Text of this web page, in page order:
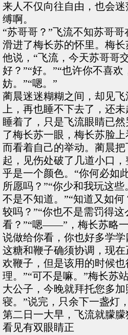
来人不仅向往自由，也会
缚啊。
“苏哥哥？”飞流不知苏哥
滑进了梅长苏的怀里。梅
他说，“飞流，今天苏哥哥
好？”“好。”“也许你不喜
妨。”“嗯。”
蔺晨迷迷糊糊之间，却见
上，再也睡不下去了，还
睡着了，只是飞流眼睛已
了梅长苏一眼，梅长苏脸
而看着自己的举动。蔺晨
起，见伤处破了几道小口
乎是一个颜色。“你何必如
所愿吗？”“你少和我玩这
不是不知道。”“知道又如
较吗？”“你也不是需罚得
看？”“嗯——”，梅长苏略
说做给你看，你也好多学学
这糖和鞭子确须协调，现
欢鞭子，但是该用的时候也
理。”“可不是嘛。”梅长苏
大公子，今晚就拜托您多
寝。”说完，只余下一盏灯
第二日一大早，飞流就朦
看见有双眼睛正